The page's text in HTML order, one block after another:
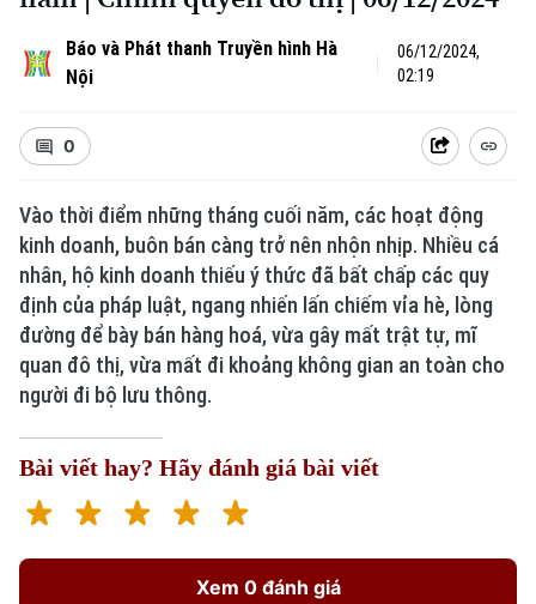
Báo và Phát thanh Truyền hình Hà
Nội
06/12/2024,
02:19
0
Vào thời điểm những tháng cuối năm, các hoạt động
kinh doanh, buôn bán càng trở nên nhộn nhịp. Nhiều cá
nhân, hộ kinh doanh thiếu ý thức đã bất chấp các quy
định của pháp luật, ngang nhiến lấn chiếm vỉa hè, lòng
đường để bày bán hàng hoá, vừa gây mất trật tự, mĩ
quan đô thị, vừa mất đi khoảng không gian an toàn cho
người đi bộ lưu thông.
Bài viết hay? Hãy đánh giá bài viết
Xem 0 đánh giá